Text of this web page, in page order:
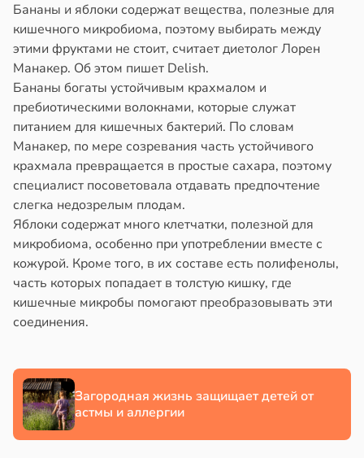
Бананы и яблоки содержат вещества, полезные для
кишечного микробиома, поэтому выбирать между
этими фруктами не стоит, считает диетолог Лорен
Манакер. Об этом пишет Delish.
Бананы богаты устойчивым крахмалом и
пребиотическими волокнами, которые служат
питанием для кишечных бактерий. По словам
Манакер, по мере созревания часть устойчивого
крахмала превращается в простые сахара, поэтому
специалист посоветовала отдавать предпочтение
слегка недозрелым плодам.
Яблоки содержат много клетчатки, полезной для
микробиома, особенно при употреблении вместе с
кожурой. Кроме того, в их составе есть полифенолы,
часть которых попадает в толстую кишку, где
кишечные микробы помогают преобразовывать эти
соединения.
Загородная жизнь защищает детей от
астмы и аллергии